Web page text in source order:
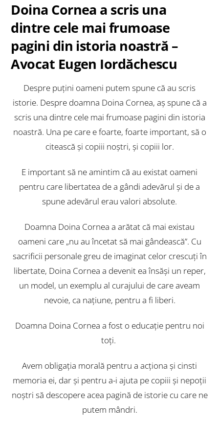
Doina Cornea a scris una
dintre cele mai frumoase
pagini din istoria noastră –
Avocat Eugen Iordăchescu
Despre puțini oameni putem spune că au scris
istorie. Despre doamna Doina Cornea, aș spune că a
scris una dintre cele mai frumoase pagini din istoria
noastră. Una pe care e foarte, foarte important, să o
citească și copiii noștri, și copiii lor.
E important să ne amintim că au existat oameni
pentru care libertatea de a gândi adevărul și de a
spune adevărul erau valori absolute.
Doamna Doina Cornea a arătat că mai existau
oameni care „nu au încetat să mai gândească”. Cu
sacrificii personale greu de imaginat celor crescuți în
libertate, Doina Cornea a devenit ea însăși un reper,
un model, un exemplu al curajului de care aveam
nevoie, ca națiune, pentru a fi liberi.
Doamna Doina Cornea a fost o educație pentru noi
toți.
Avem obligația morală pentru a acționa și cinsti
memoria ei, dar și pentru a-i ajuta pe copiii și nepoții
noștri să descopere acea pagină de istorie cu care ne
putem mândri.